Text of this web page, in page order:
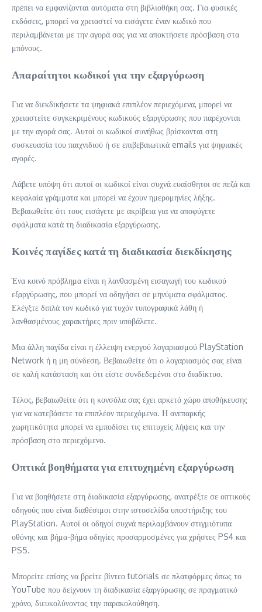
πρέπει να εμφανίζονται αυτόματα στη βιβλιοθήκη σας. Για φυσικές
εκδόσεις, μπορεί να χρειαστεί να εισάγετε έναν κωδικό που
περιλαμβάνεται με την αγορά σας για να αποκτήσετε πρόσβαση στα
μπόνους.
Απαραίτητοι κωδικοί για την εξαργύρωση
Για να διεκδικήσετε τα ψηφιακά επιπλέον περιεχόμενα, μπορεί να
χρειαστείτε συγκεκριμένους κωδικούς εξαργύρωσης που παρέχονται
με την αγορά σας. Αυτοί οι κωδικοί συνήθως βρίσκονται στη
συσκευασία του παιχνιδιού ή σε επιβεβαιωτικά emails για ψηφιακές
αγορές.
Λάβετε υπόψη ότι αυτοί οι κωδικοί είναι συχνά ευαίσθητοι σε πεζά και
κεφαλαία γράμματα και μπορεί να έχουν ημερομηνίες λήξης.
Βεβαιωθείτε ότι τους εισάγετε με ακρίβεια για να αποφύγετε
σφάλματα κατά τη διαδικασία εξαργύρωσης.
Κοινές παγίδες κατά τη διαδικασία διεκδίκησης
Ένα κοινό πρόβλημα είναι η λανθασμένη εισαγωγή του κωδικού
εξαργύρωσης, που μπορεί να οδηγήσει σε μηνύματα σφάλματος.
Ελέγξτε διπλά τον κωδικό για τυχόν τυπογραφικά λάθη ή
λανθασμένους χαρακτήρες πριν υποβάλετε.
Μια άλλη παγίδα είναι η έλλειψη ενεργού λογαριασμού PlayStation
Network ή η μη σύνδεση. Βεβαιωθείτε ότι ο λογαριασμός σας είναι
σε καλή κατάσταση και ότι είστε συνδεδεμένοι στο διαδίκτυο.
Τέλος, βεβαιωθείτε ότι η κονσόλα σας έχει αρκετό χώρο αποθήκευσης
για να κατεβάσετε τα επιπλέον περιεχόμενα. Η ανεπαρκής
χωρητικότητα μπορεί να εμποδίσει τις επιτυχείς λήψεις και την
πρόσβαση στο περιεχόμενο.
Οπτικά βοηθήματα για επιτυχημένη εξαργύρωση
Για να βοηθήσετε στη διαδικασία εξαργύρωσης, ανατρέξτε σε οπτικούς
οδηγούς που είναι διαθέσιμοι στην ιστοσελίδα υποστήριξης του
PlayStation. Αυτοί οι οδηγοί συχνά περιλαμβάνουν στιγμιότυπα
οθόνης και βήμα-βήμα οδηγίες προσαρμοσμένες για χρήστες PS4 και
PS5.
Μπορείτε επίσης να βρείτε βίντεο tutorials σε πλατφόρμες όπως το
YouTube που δείχνουν τη διαδικασία εξαργύρωσης σε πραγματικό
χρόνο, διευκολύνοντας την παρακολούθηση.